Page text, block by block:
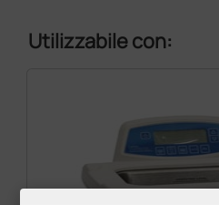
Utilizzabile con: